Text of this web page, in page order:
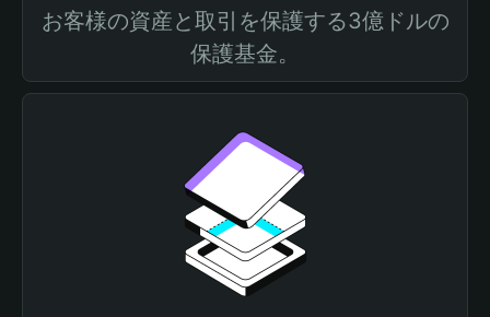
お客様の資産と取引を保護する3億ドルの
保護基金。